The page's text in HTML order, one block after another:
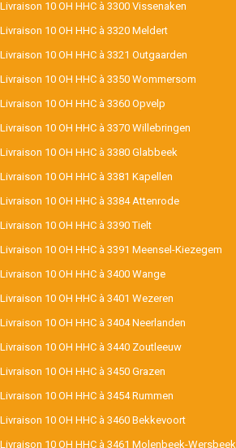
Livraison 10 OH HHC à 3300 Vissenaken
Livraison 10 OH HHC à 3320 Meldert
Livraison 10 OH HHC à 3321 Outgaarden
Livraison 10 OH HHC à 3350 Wommersom
Livraison 10 OH HHC à 3360 Opvelp
Livraison 10 OH HHC à 3370 Willebringen
Livraison 10 OH HHC à 3380 Glabbeek
Livraison 10 OH HHC à 3381 Kapellen
Livraison 10 OH HHC à 3384 Attenrode
Livraison 10 OH HHC à 3390 Tielt
Livraison 10 OH HHC à 3391 Meensel-Kiezegem
Livraison 10 OH HHC à 3400 Wange
Livraison 10 OH HHC à 3401 Wezeren
Livraison 10 OH HHC à 3404 Neerlanden
Livraison 10 OH HHC à 3440 Zoutleeuw
Livraison 10 OH HHC à 3450 Grazen
Livraison 10 OH HHC à 3454 Rummen
Livraison 10 OH HHC à 3460 Bekkevoort
Livraison 10 OH HHC à 3461 Molenbeek-Wersbeek